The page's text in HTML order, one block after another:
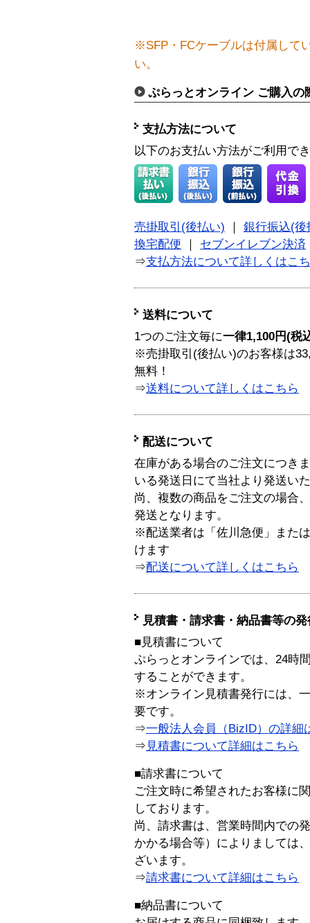
※SFP・FCケーブルは付属して
い。
ぷらっとオンライン ご購入の
支払方法について
以下のお支払い方法がご利用で
売掛取引(後払い)
銀行振込(後
換宅配便
セブンイレブン決済
⇒支払方法について詳しくはこ
送料について
1つのご注文毎に一律1,100円(税
※売掛取引(後払い)のお客様は
無料！
⇒送料について詳しくはこちら
配送について
在庫がある場合のご注文につき
いる発送日にて当社より発送い
尚、複数の商品をご注文の場合
発送となります。
※配送業者は「佐川急便」また
けます
⇒配送について詳しくはこちら
見積書・請求書・納品書等の
■見積書について
ぷらっとオンラインでは、24時
することができます。
※オンライン見積書発行には、
要です。
⇒一般法人会員（BizID）の詳細
⇒ 見積書について詳細はこちら
■請求書について
ご注文時に希望されたお客様に
しております。
尚、請求書は、営業時間内での
かかる場合等）によりましては
ざいます。
⇒請求書について詳細はこちら
■納品書について